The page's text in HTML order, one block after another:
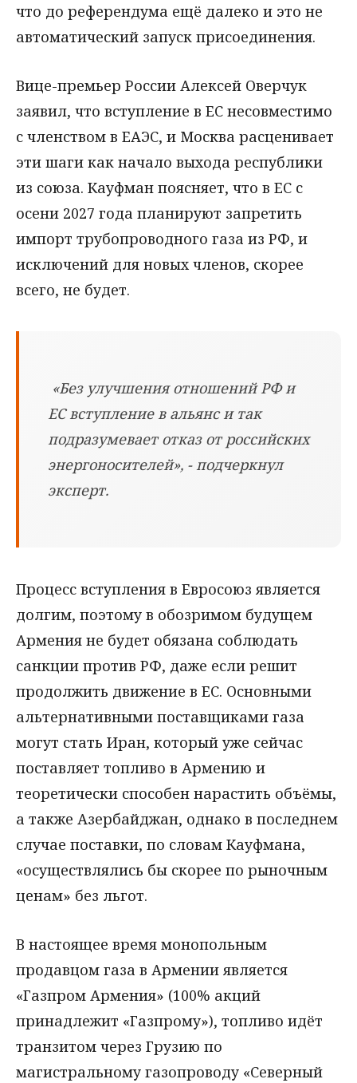
что до референдума ещё далеко и это не
автоматический запуск присоединения.
Вице-премьер России Алексей Оверчук
заявил, что вступление в ЕС несовместимо
с членством в ЕАЭС, и Москва расценивает
эти шаги как начало выхода республики
из союза. Кауфман поясняет, что в ЕС с
осени 2027 года планируют запретить
импорт трубопроводного газа из РФ, и
исключений для новых членов, скорее
всего, не будет.
«Без улучшения отношений РФ и
ЕС вступление в альянс и так
подразумевает отказ от российских
энергоносителей», - подчеркнул
эксперт.
Процесс вступления в Евросоюз является
долгим, поэтому в обозримом будущем
Армения не будет обязана соблюдать
санкции против РФ, даже если решит
продолжить движение в ЕС. Основными
альтернативными поставщиками газа
могут стать Иран, который уже сейчас
поставляет топливо в Армению и
теоретически способен нарастить объёмы,
а также Азербайджан, однако в последнем
случае поставки, по словам Кауфмана,
«осуществлялись бы скорее по рыночным
ценам» без льгот.
В настоящее время монопольным
продавцом газа в Армении является
«Газпром Армения» (100% акций
принадлежит «Газпрому»), топливо идёт
транзитом через Грузию по
магистральному газопроводу «Северный